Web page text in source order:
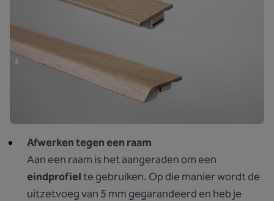
Afwerken tegen een raam
Aan een raam is het aangeraden om een
eindprofielte gebruiken. Op die manier wordt de
uitzetvoeg van 5 mm gegarandeerd en heb je